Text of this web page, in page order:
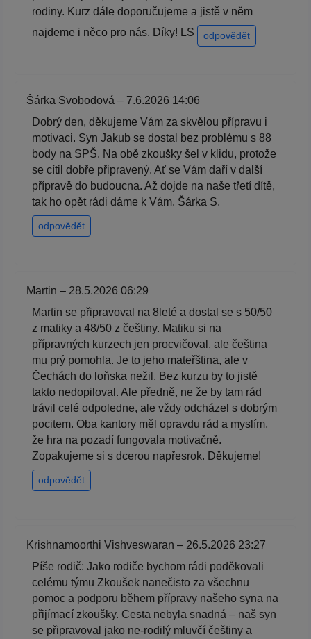
rodiny. Kurz dále doporučujeme a jistě v něm
najdeme i něco pro nás. Díky! LS
odpovědět
Šárka Svobodová – 7.6.2026 14:06
Dobrý den, děkujeme Vám za skvělou přípravu i
motivaci. Syn Jakub se dostal bez problému s 88
body na SPŠ. Na obě zkoušky šel v klidu, protože
se cítil dobře připravený. Ať se Vám daří v další
přípravě do budoucna. Až dojde na naše třetí dítě,
tak ho opět rádi dáme k Vám. Šárka S.
odpovědět
Martin – 28.5.2026 06:29
Martin se připravoval na 8leté a dostal se s 50/50
z matiky a 48/50 z češtiny. Matiku si na
přípravných kurzech jen procvičoval, ale čeština
mu prý pomohla. Je to jeho mateřština, ale v
Čechách do loňska nežil. Bez kurzu by to jistě
takto nedopiloval. Ale předně, ne že by tam rád
trávil celé odpoledne, ale vždy odcházel s dobrým
pocitem. Oba kantory měl opravdu rád a myslím,
že hra na pozadí fungovala motivačně.
Zopakujeme si s dcerou napřesrok. Děkujeme!
odpovědět
Krishnamoorthi Vishveswaran – 26.5.2026 23:27
Píše rodič: Jako rodiče bychom rádi poděkovali
celému týmu Zkoušek nanečisto za všechnu
pomoc a podporu během přípravy našeho syna na
přijímací zkoušky. Cesta nebyla snadná – naš syn
se připravoval jako ne-rodilý mluvčí češtiny a